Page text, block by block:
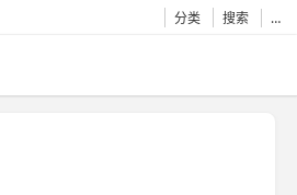
分类 搜索 …